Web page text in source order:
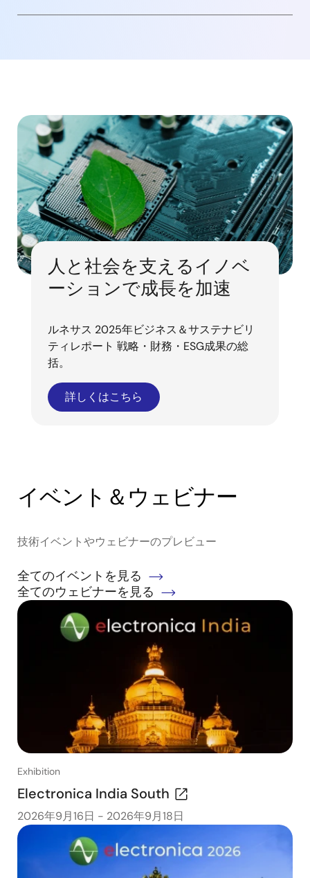
人と社会を支えるイノベ
ーションで成長を加速
ルネサス 2025年ビジネス＆サステナビリ
ティレポート 戦略・財務・ESG成果の総
括。
詳しくはこちら
イベント＆ウェビナー
技術イベントやウェビナーのプレビュー
全てのイベントを見る
全てのウェビナーを見る
Exhibition
Electronica India South
2026年9月16日 - 2026年9月18日